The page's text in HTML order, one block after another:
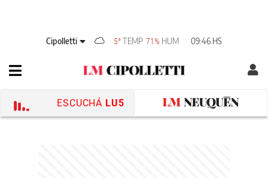
Cipolletti 5° TEMP 71% HUM 09:46 HS
ESCUCHÁ LU5